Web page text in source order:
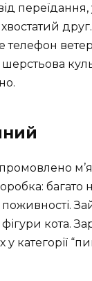
переїдання,
телефон
багато
кота.
у категорії